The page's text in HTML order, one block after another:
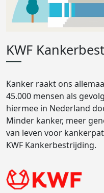
KWF
Kanker raakt ons
45.000 mensen als
hiermee in Nederland
Minder kanker, meer
van leven voor
KWF Kankerbestrijding.